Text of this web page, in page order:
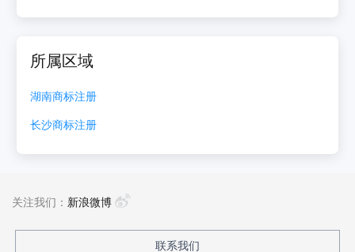
所属区域
湖南商标注册
长沙商标注册